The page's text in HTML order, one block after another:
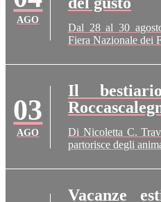
AGO
Dal 28 al 30
Fiera Nazionale dei
03
AGO
Il
Di Nicoletta C.
partorisce degli
Vacanze